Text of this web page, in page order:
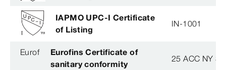
IAPMO UPC-I Certificate
of Listing
IN-1001
Eurof
Eurofins Certificate of
sanitary conformity
25 ACC NY